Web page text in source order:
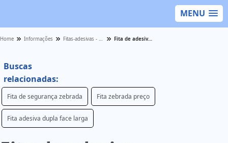
MENU
Home Informações Fitas-adesivas - Categoria Fita de adesivo transferível
Buscas
relacionadas:
Fita de segurança zebrada Fita zebrada preço
Fita adesiva dupla face larga